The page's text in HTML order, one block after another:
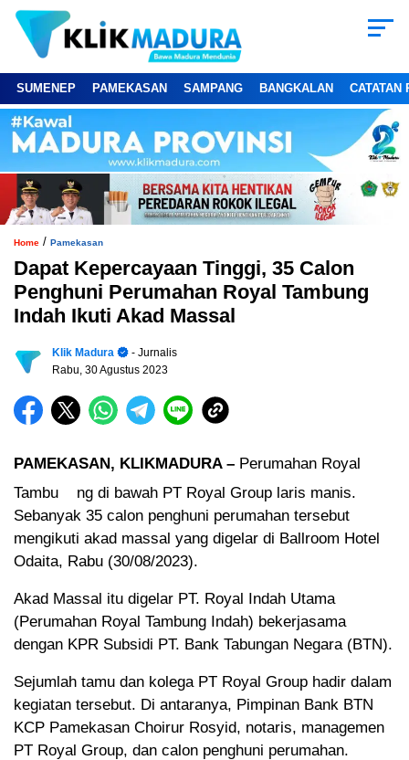
SUMENEP PAMEKASAN SAMPANG BANGKALAN CATATAN
Home / Pamekasan
Dapat Kepercayaan Tinggi, 35 Calon
Penghuni Perumahan Royal Tambung
Indah Ikuti Akad Massal
Klik Madura
- Jurnalis
Rabu, 30 Agustus 2023
PAMEKASAN, KLIKMADURA – Perumahan Royal
Tambu
ng di bawah PT Royal Group laris manis.
Sebanyak 35 calon penghuni perumahan tersebut
mengikuti akad massal yang digelar di Ballroom Hotel
Odaita, Rabu (30/08/2023).
Akad Massal itu digelar PT. Royal Indah Utama
(Perumahan Royal Tambung Indah) bekerjasama
dengan KPR Subsidi PT. Bank Tabungan Negara (BTN).
Sejumlah tamu dan kolega PT Royal Group hadir dalam
kegiatan tersebut. Di antaranya, Pimpinan Bank BTN
KCP Pamekasan Choirur Rosyid, notaris, managemen
PT Royal Group, dan calon penghuni perumahan.